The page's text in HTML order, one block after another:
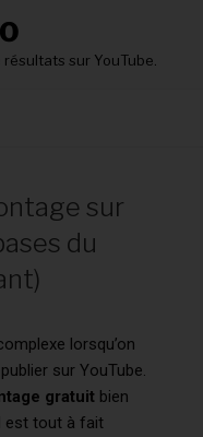
sur YouTube.
sur
du
lorsqu’on
sur YouTube.
gratuit bien
est tout à fait